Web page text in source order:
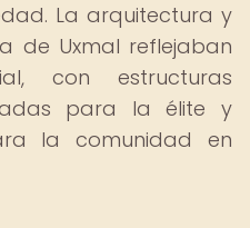
La arquitectura y
de Uxmal reflejaban
con estructuras
para la élite y
la comunidad en